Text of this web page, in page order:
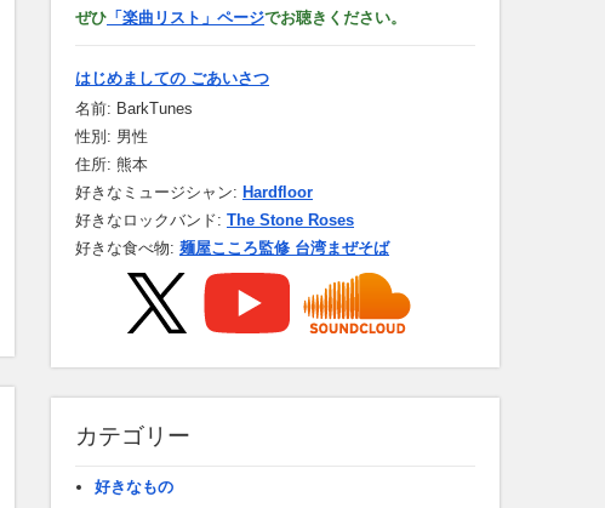
ぜひ 「楽曲リスト」ページでお聴きください。
はじめましての ごあいさつ
名前: BarkTunes
性別: 男性
住所: 熊本
好きなミュージシャン: Hardfloor
好きなロックバンド: The Stone Roses
好きな食べ物: 麺屋こころ監修 台湾まぜそば
カテゴリー
好きなもの